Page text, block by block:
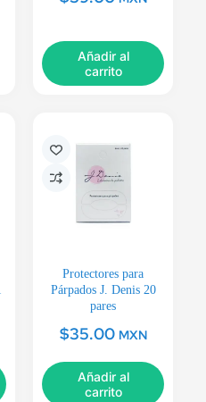
Añadir al
carrito
Protectores para
Párpados J. Denis 20
pares
$35.00 MXN
Añadir al
carrito